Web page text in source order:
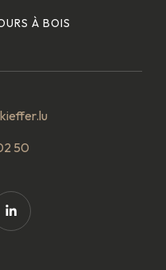
À BOIS
50